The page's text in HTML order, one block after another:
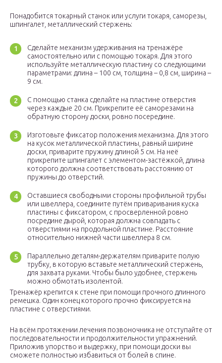
Понадобится токарный станок или услуги токаря, саморезы,
шпингалет, металлический стержень:
Сделайте механизм удерживания на тренажёре
самостоятельно или с помощью токаря. Для этого
используйте металлическую пластину со следующими
параметрами: длина – 100 см, толщина – 0,8 см, ширина –
9 см.
С помощью станка сделайте на пластине отверстия
через каждые 20 см. Прикрепите её саморезами на
обратную сторону доски, ровно посередине.
Изготовьте фиксатор положения механизма. Для этого
на кусок металлической пластины, равный ширине
доски, приварите пружину длиной 5 см. На неё
прикрепите шпингалет с элементом-застёжкой, длина
которого должна соответствовать расстоянию от
пружины до отверстий.
Оставшиеся свободными стороны профильной трубы
или швеллера, соедините путём приваривания куска
пластины с фиксатором, с просверленной ровно
посредине дырой, которая должна совпадать с
отверстиями на продольной пластине. Расстояние
относительно нижней части швеллера 8 см.
Параллельно деталям-держателям приварите полую
трубку, в которую вставьте металлический стержень,
для захвата руками. Чтобы было удобнее, стержень
можно обмотать изолентой.
Тренажёр крепится к стене при помощи прочного длинного
ремешка. Один конец которого прочно фиксируется на
пластине с отверстиями.
На всём протяжении лечения позвоночника не отступайте от
последовательности и продолжительности упражнений.
Приложив упорство и выдержку, при помощи доски вы
сможете полностью избавиться от болей в спине.